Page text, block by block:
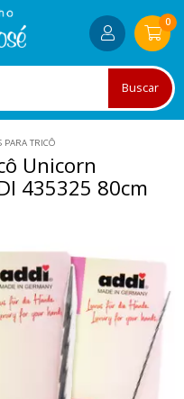
Buscar
0
PARA TRICÔ
Unicorn
435325 80cm